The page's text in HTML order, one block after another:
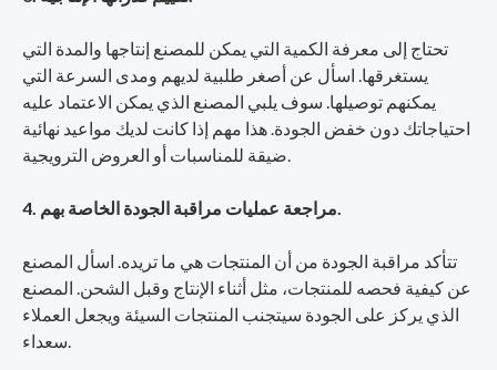
تحتاج إلى معرفة الكمية التي يمكن للمصنع إنتاجها والمدة التي
يستغرقها. اسأل عن أصغر طلبية لديهم ومدى السرعة التي
يمكنهم توصيلها. سوف يلبي المصنع الذي يمكن الاعتماد عليه
احتياجاتك دون خفض الجودة. هذا مهم إذا كانت لديك مواعيد نهائية
ضيقة للمناسبات أو العروض الترويجية.
4. مراجعة عمليات مراقبة الجودة الخاصة بهم.
تتأكد مراقبة الجودة من أن المنتجات هي ما تريده. اسأل المصنع
عن كيفية فحصه للمنتجات، مثل أثناء الإنتاج وقبل الشحن. المصنع
الذي يركز على الجودة سيتجنب المنتجات السيئة ويجعل العملاء
سعداء.